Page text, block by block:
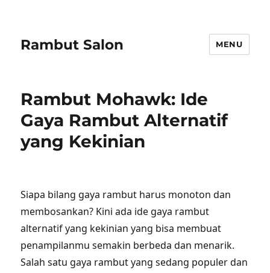
Rambut Salon MENU
Rambut Mohawk: Ide
Gaya Rambut Alternatif
yang Kekinian
Siapa bilang gaya rambut harus monoton dan
membosankan? Kini ada ide gaya rambut
alternatif yang kekinian yang bisa membuat
penampilanmu semakin berbeda dan menarik.
Salah satu gaya rambut yang sedang populer dan